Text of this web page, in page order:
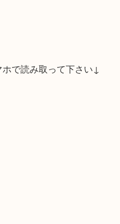
で読み取って下さい↓